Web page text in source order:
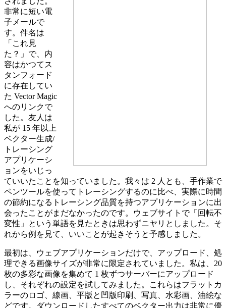
非常に短い電
子メールで
す。件名は
「これ見
た？」で、内
容はかつてス
タンフォード
に存在してい
た Vector Magic
へのリンクで
した。友人は
私が 15 年以上
ベクター生成/
トレーシング
アプリケーシ
ョンをいじっ
ていいたことを知っていました。我々は 2 人とも、手作業で
ペンツールを使ってトレーシングするのに比べ、実際に時間
の節約になるトレーシング品質を持つアプリケーションに出
会ったことがまだなかったのです。ウェブサイトで「回転不
変性」という単語を見たときは思わずニヤリとしました。そ
れから例を見て、いいことが起きそうと予感しました。
最初は、ウェブアプリケーションだけで、アップロード、処
理できる画像サイズが非常に限定されていました。私は、20
枚の多彩な画像を集めて 1 枚ずつサーバーにアップロード
し、それぞれの設定を試してみました。これらはフラットカ
ラーのロゴ、線画、平版と凹版印刷、写真、水彩画、油絵な
どです。ダウンロードしたすべてのベクター出力は非常に優